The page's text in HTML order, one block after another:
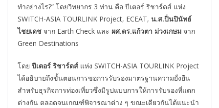
ทำอย่างไร?” โดยวิทยากร 3 ท่าน คือ ปีเตอร์ ริชาร์ดส์ แห่ง
SWITCH-ASIA TOURLINK Project, ECEAT, น.ส.ปิ่นปินัทธ์
ไชยเดช จาก Earth Check และ ผศ.ดร.แก้วตา ม่วงเกษม จาก
Green Destinations
โดย ปีเตอร์ ริชาร์ดส์ แห่ง SWITCH-ASIA TOURLINK Project
ได้อธิบายถึงขั้นตอนการขอการรับรองมาตรฐานความยั่งยืน
สำหรับธุรกิจการท่องเที่ยวซึ่งมีรูปแบบการให้การรับรองที่แตก
ต่างกัน ตลอดจนเกณฑ์พิจารณาต่าง ๆ ขณะเดียวกันได้แนะนำ